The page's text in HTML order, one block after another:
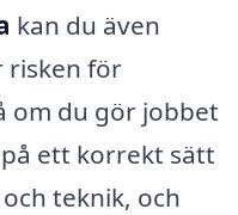
kan du även
risken för
om du gör jobbet
ett korrekt sätt
teknik, och